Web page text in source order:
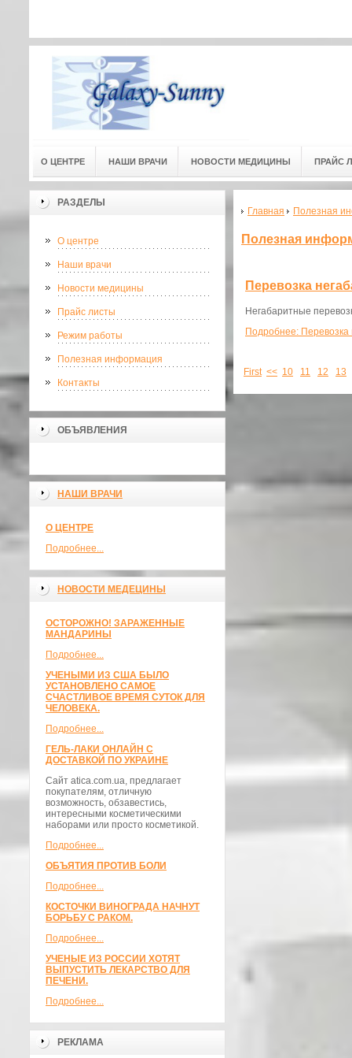
О ЦЕНТРЕ НАШИ ВРАЧИ НОВОСТИ МЕДИЦИНЫ ПРАЙС
РАЗДЕЛЫ
О центре
Наши врачи
Новости медицины
Прайс листы
Режим работы
Полезная информация
Контакты
ОБЪЯВЛЕНИЯ
НАШИ ВРАЧИ
О ЦЕНТРЕ
Подробнее...
НОВОСТИ МЕДЕЦИНЫ
ОСТОРОЖНО! ЗАРАЖЕННЫЕ
МАНДАРИНЫ
Подробнее...
УЧЕНЫМИ ИЗ США БЫЛО
УСТАНОВЛЕНО САМОЕ
СЧАСТЛИВОЕ ВРЕМЯ СУТОК ДЛЯ
ЧЕЛОВЕКА.
Подробнее...
ГЕЛЬ-ЛАКИ ОНЛАЙН С
ДОСТАВКОЙ ПО УКРАИНЕ
Сайт atica.com.ua, предлагает
покупателям, отличную
возможность, обзавестись,
интересными косметическими
наборами или просто косметикой.
Подробнее...
ОБЪЯТИЯ ПРОТИВ БОЛИ
Подробнее...
КОСТОЧКИ ВИНОГРАДА НАЧНУТ
БОРЬБУ С РАКОМ.
Подробнее...
УЧЕНЫЕ ИЗ РОССИИ ХОТЯТ
ВЫПУСТИТЬ ЛЕКАРСТВО ДЛЯ
ПЕЧЕНИ.
Подробнее...
РЕКЛАМА
Главная Полезная
Полезная
Перевозка
Негабаритные
Подробнее: Перевозка
First << 10 11 12 13